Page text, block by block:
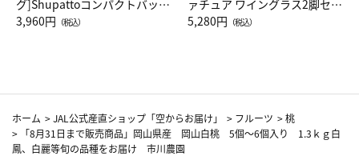
グ]Shupattoコンパクトバッグ
Drop JAL客室乗務員（LC）ス
3,960円 （税込）
ァチュア ワイングラス2脚セッ
ト（レッドワイン）
5,280円 （税込）
ホーム >JAL公式産直ショップ「空からお届け」 > フルーツ >桃
> 「8月31日まで販売商品」岡山県産 岡山白桃 5個～6個入り 1.3ｋｇ白
鳳、白麗等旬の品種をお届け 市川農園